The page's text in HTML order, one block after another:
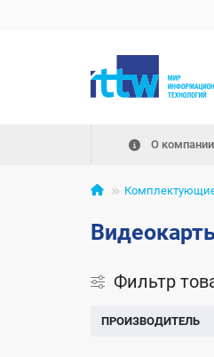
О
Фильтр
ПРОИЗВОДИТЕЛЬ